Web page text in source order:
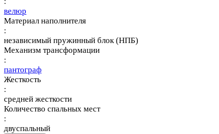
велюр
Материал наполнителя
:
независимый пружинный блок (НПБ)
Механизм трансформации
:
пантограф
Жесткость
:
средней жесткости
Количество спальных мест
:
двуспальный